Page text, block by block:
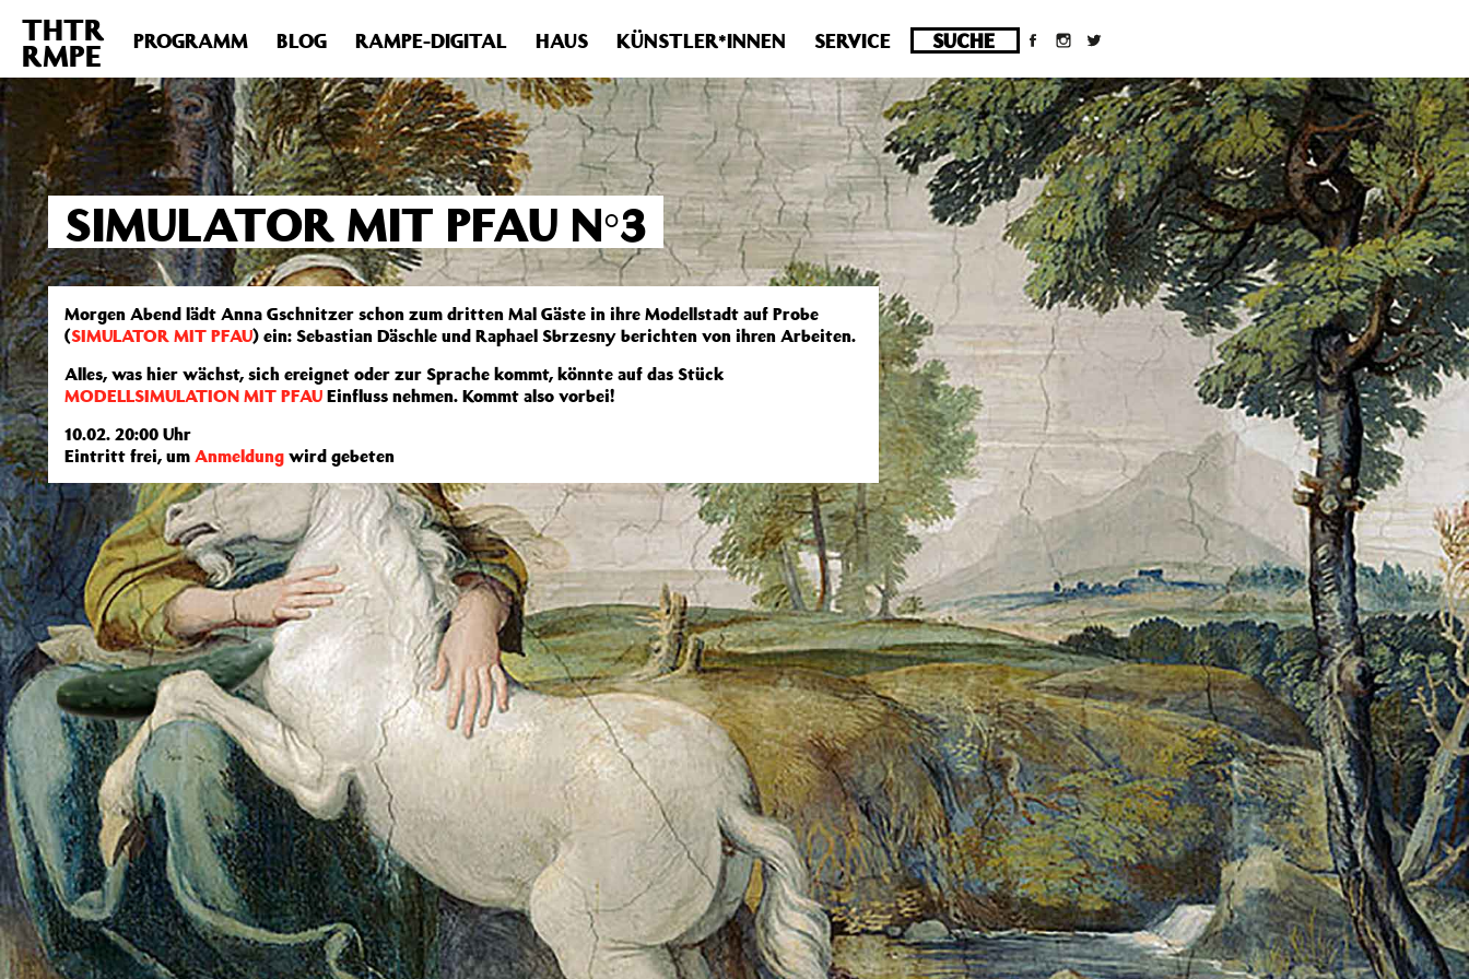
Deprecated : Die Funktion post_permalink ist seit Version 4.4.0 veraltet! Verwende stattdessen get_permalink(). in /homepages/10/d43051023/htdocs/wordpress/wp-
includes/functions.phpon line6031
THTR
RMPE PROGRAMM BLOG RAMPE-DIGITAL HAUS KÜNSTLER*INNEN SERVICE
SIMULATOR MIT PFAU N°3
Morgen Abend lädt Anna Gschnitzer schon zum dritten Mal Gäste in ihre Modellstadt auf Probe
(SIMULATOR MIT PFAU) ein: Sebastian Däschle und Raphael Sbrzesny berichten von ihren Arbeiten.
Alles, was hier wächst, sich ereignet oder zur Sprache kommt, könnte auf das Stück
MODELLSIMULATION MIT PFAU Einfluss nehmen. Kommt also vorbei!
10.02. 20:00 Uhr
Eintritt frei, um Anmeldung wird gebeten